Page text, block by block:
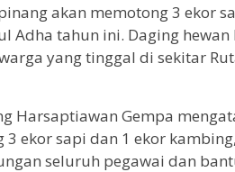
akan memotong 3 ekor
Adha tahun ini. Daging
yang tinggal di sekitar
Harsaptiawan Gempa
3 ekor sapi dan 1 ekor
seluruh pegawai dan